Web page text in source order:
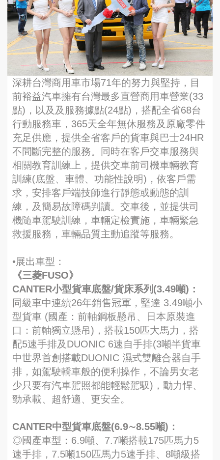
深耕台灣商用車市場71年的努力與堅持，目
前裕益汽車擁有台灣最多直營商用車營業(33
點)，以及及服務據點(24點)，搭配全省68台
行動服務車，365天全年無休服務及原廠零件
充足供應，提供全省客戶的貨車與巴士24HR
不間斷完整的服務。同時在客戶交車服務與
相關教育訓練上，提供交車前司機車輛教育
訓練(底盤、車體、功能性說明)，依客戶需
求，安排客戶端技師進行靜態或動態的訓
練，及簡易故障碼判讀。交車後，並提供司
機隨車駕駛訓練，車輛定檢實施，車輛緊急
救援服務，車輛品質主動追蹤等服務。
•展出車型：
《三菱FUSO》
CANTER小型貨車底盤/貨床系列(3.49噸)：
同級車中連續26年銷售冠軍，堅達 3.49噸小
型貨車 (國產：前軸鋼板懸吊、日本原裝進
口：前軸獨立懸吊)，搭載150匹大馬力，搭
配5速手排及DUONIC 6速自手排(3噸半貨車
中世界首創搭載DUONIC 濕式雙離合器自手
排，如駕駛轎車般的便利操作，不論男女老
少只要有汽車駕照都能輕鬆駕馭)，動力悍、
勁承載、超舒適、更安全。
CANTER中型貨車底盤(6.9∼8.55噸)：
◎國產車型：6.9噸、7.7噸搭載175匹馬力5
速手排，7.5噸150匹馬力5速手排、8噸級搭